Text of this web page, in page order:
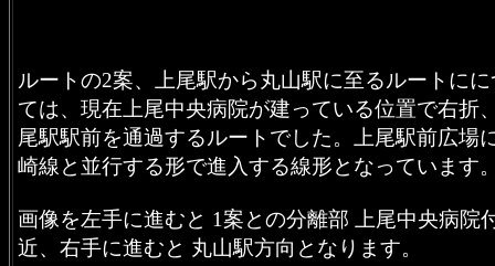
ルートの2案、上尾駅から丸山駅に至るルートに
ては、現在上尾中央病院が建っている位置で右折
尾駅駅前を通過するルートでした。上尾駅前広場
崎線と並行する形で進入する線形となっています
画像を左手に進むと 1案との分離部 上尾中央病院
近、右手に進むと 丸山駅方向となります。